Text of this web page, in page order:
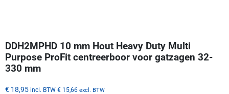
DDH2MPHD 10 mm Hout Heavy Duty Multi
Purpose ProFit centreerboor voor gatzagen 32-
330 mm
€ 18,95 incl. BTW € 15,66 excl. BTW